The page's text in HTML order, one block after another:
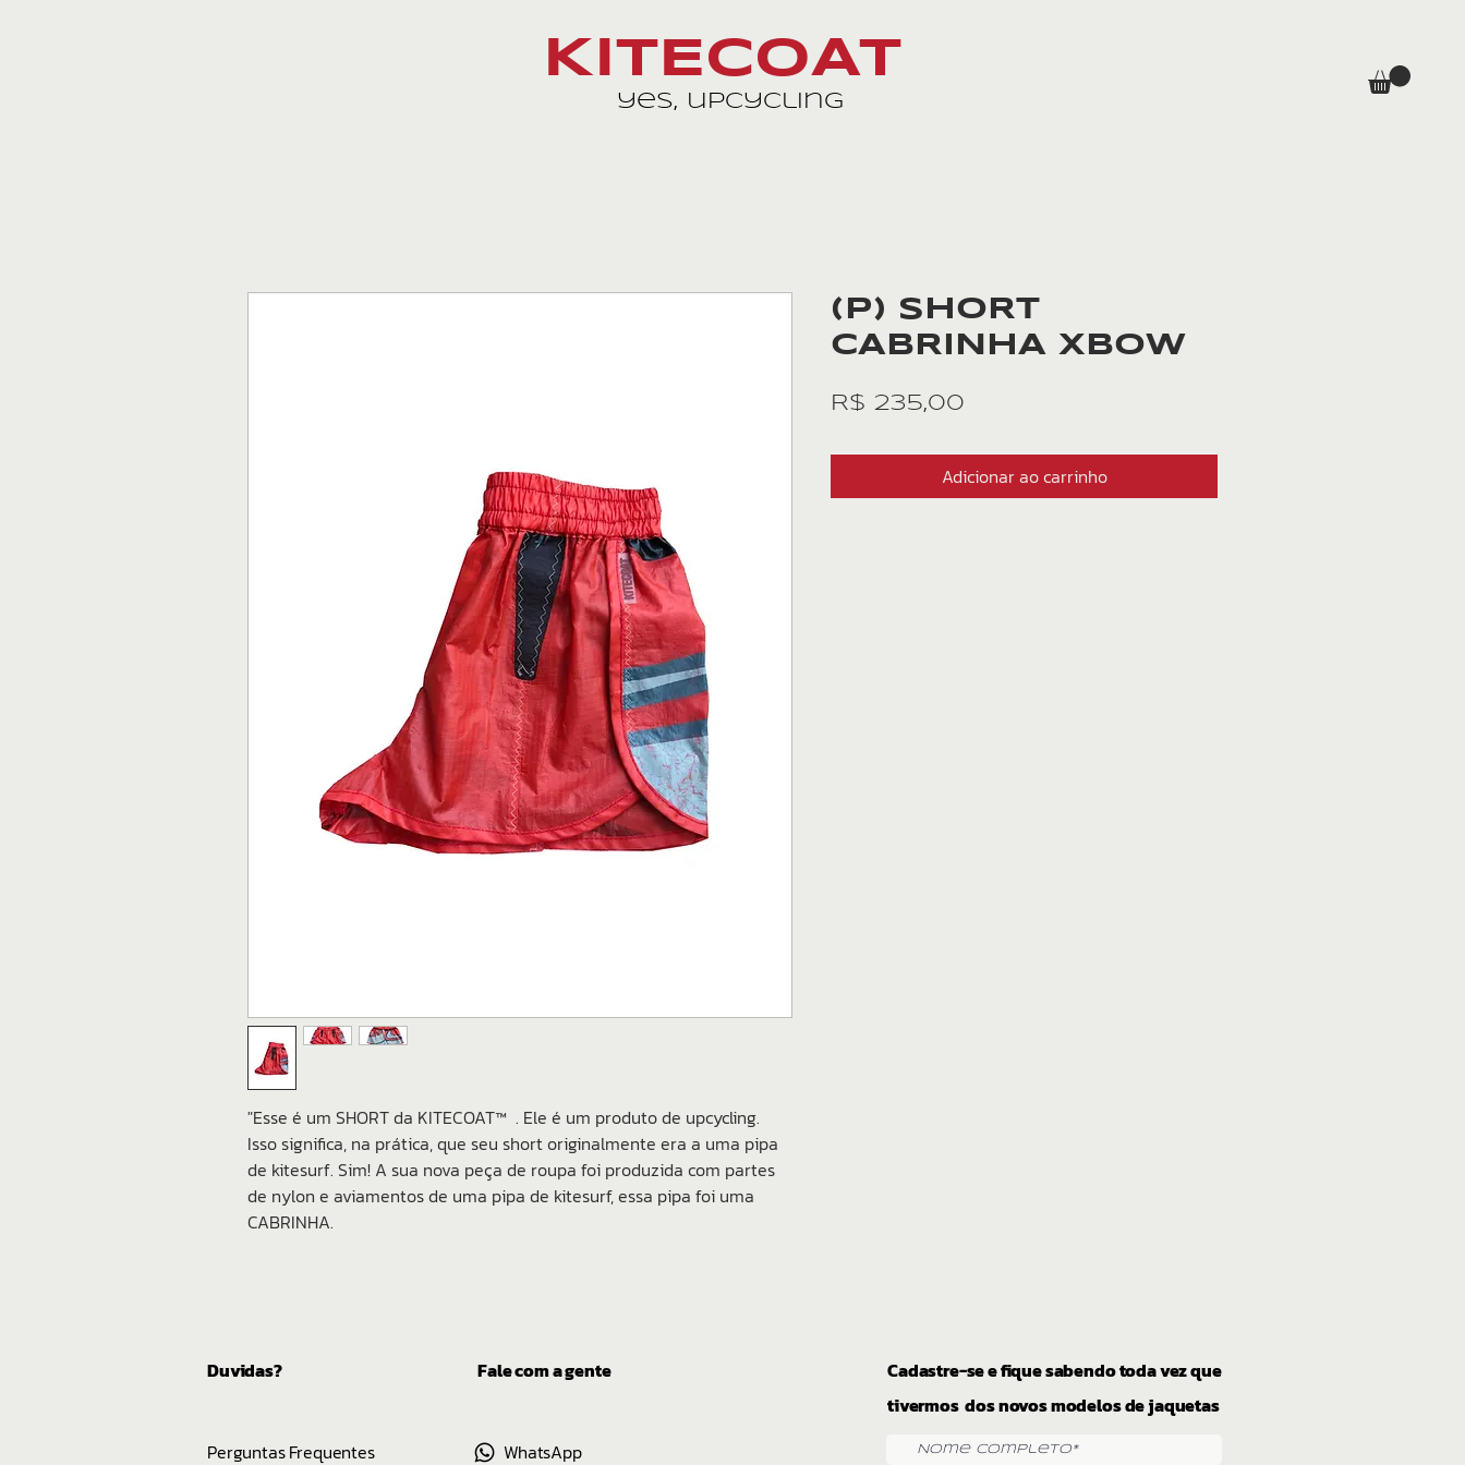
KITECOAT
yes, upcycling
"Esse é um SHORT da KITECOAT™ . Ele é um produto de upcycling.
Isso significa, na prática, que seu short originalmente era a uma pipa
de kitesurf. Sim! A sua nova peça de roupa foi produzida com partes
de nylon e aviamentos de uma pipa de kitesurf, essa pipa foi uma
CABRINHA.
(P) SHORT
CABRINHA XBOW
R$ 235,00
Adicionar ao carrinho
Duvidas? Fale com a gente
Cadastre-se e fique sabendo toda vez que
tivermos dos novos modelos de jaquetas
Perguntas Frequentes
WhatsApp